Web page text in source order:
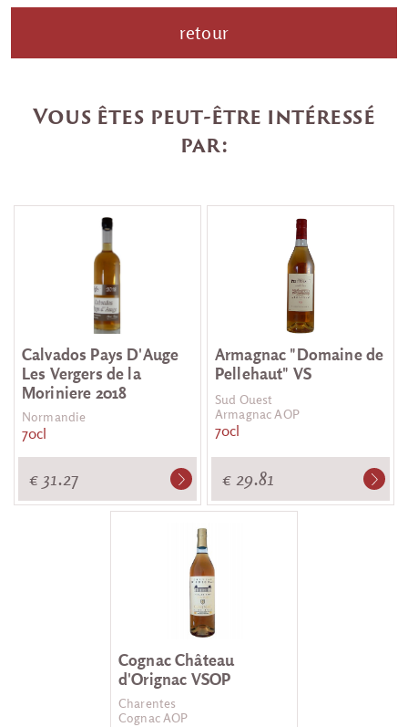
retour
Vous êtes peut-être intéressé
par:
Calvados Pays D'Auge
Les Vergers de la
Moriniere 2018
Normandie
70cl
€ 31.27
Armagnac "Domaine de
Pellehaut" VS
Sud Ouest
Armagnac AOP
70cl
€ 29.81
Cognac Château
d'Orignac VSOP
Charentes
Cognac AOP